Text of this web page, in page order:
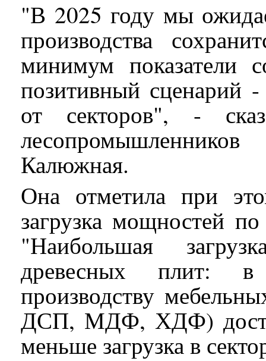
"В 2025 году мы
производства
минимум показатели
позитивный сценарий
от секторов", -
Калюжная.
Она отметила при
загрузка мощностей
"Наибольшая
древесных плит: в
производству
ДСП, МДФ, ХДФ)
меньше загрузка в